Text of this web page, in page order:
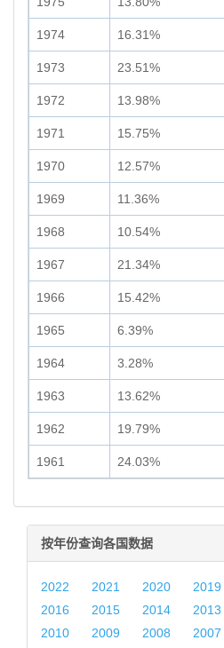
1974 16.31%
1973 23.51%
1972 13.98%
1971 15.75%
1970 12.57%
1969 11.36%
1968 10.54%
1967 21.34%
1966 15.42%
1965 6.39%
1964 3.28%
1963 13.62%
1962 19.79%
1961 24.03%
按年份查询各国数据
2022 2021 2020 2019
2016
2015 2014 2013
2010
2009 2008 2007